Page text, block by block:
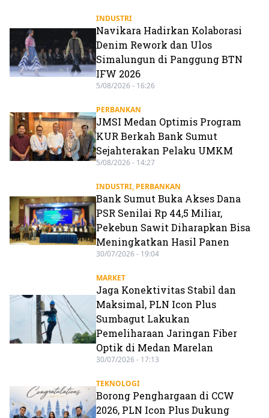
INDUSTRI
Navikara Hadirkan Kolaborasi
Denim Rework dan Ulos
Simalungun di Panggung BTN
IFW 2026
5/08/2026 - 16:26
PERBANKAN
JMSI Medan Optimis Program
KUR Berkah Bank Sumut
Sejahterakan Pelaku UMKM
5/08/2026 - 14:27
INDUSTRI, PERBANKAN
Bank Sumut Buka Akses Dana
PSR Senilai Rp 44,5 Miliar,
Pekebun Sawit Diharapkan Bisa
Meningkatkan Hasil Panen
30/07/2026 - 19:04
MARKET
Jaga Konektivitas Stabil dan
Maksimal, PLN Icon Plus
Sumbagut Lakukan
Pemeliharaan Jaringan Fiber
Optik di Medan Marelan
30/07/2026 - 17:13
TEKNOLOGI
Borong Penghargaan di CCW
2026, PLN Icon Plus Dukung